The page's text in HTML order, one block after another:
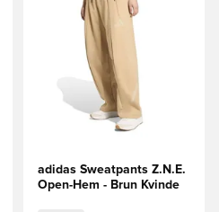
adidas Sweatpants Z.N.E.
Open-Hem - Brun Kvinde